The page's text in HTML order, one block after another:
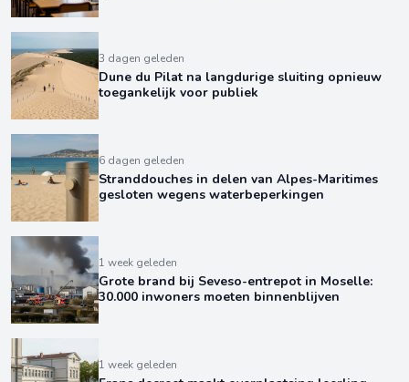
3 dagen geleden
Dune du Pilat na langdurige sluiting opnieuw
toegankelijk voor publiek
6 dagen geleden
Stranddouches in delen van Alpes-Maritimes
gesloten wegens waterbeperkingen
1 week geleden
Grote brand bij Seveso-entrepot in Moselle:
30.000 inwoners moeten binnenblijven
1 week geleden